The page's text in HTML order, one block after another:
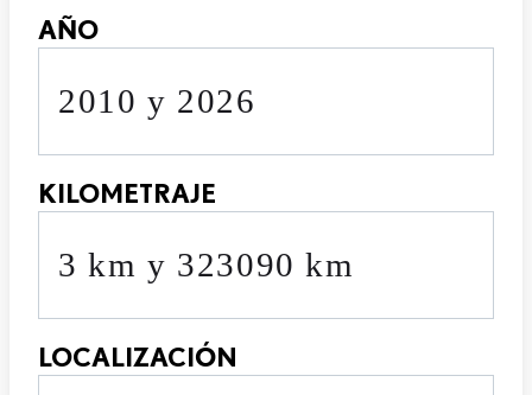
AÑO
2010 y 2026
KILOMETRAJE
3 km y 323090 km
LOCALIZACIÓN